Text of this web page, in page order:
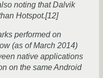
noting that Dalvik
Hotspot.[12]
performed on
(as of March 2014)
native applications
on the same Android